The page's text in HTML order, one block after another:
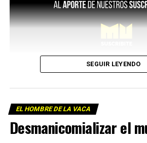
SEGUIR LEYENDO
EL HOMBRE DE LA VACA
Desmanicomializar el